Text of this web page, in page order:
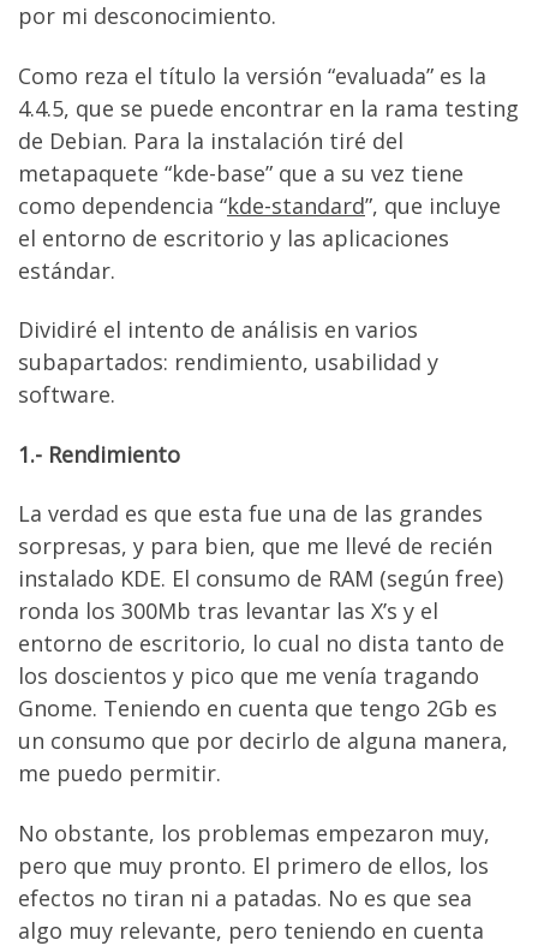
por mi desconocimiento.
Como reza el título la versión “evaluada” es la
4.4.5, que se puede encontrar en la rama testing
de Debian. Para la instalación tiré del
metapaquete “kde-base” que a su vez tiene
como dependencia “kde-standard”, que incluye
el entorno de escritorio y las aplicaciones
estándar.
Dividiré el intento de análisis en varios
subapartados: rendimiento, usabilidad y
software.
1.- Rendimiento
La verdad es que esta fue una de las grandes
sorpresas, y para bien, que me llevé de recién
instalado KDE. El consumo de RAM (según free)
ronda los 300Mb tras levantar las X’s y el
entorno de escritorio, lo cual no dista tanto de
los doscientos y pico que me venía tragando
Gnome. Teniendo en cuenta que tengo 2Gb es
un consumo que por decirlo de alguna manera,
me puedo permitir.
No obstante, los problemas empezaron muy,
pero que muy pronto. El primero de ellos, los
efectos no tiran ni a patadas. No es que sea
algo muy relevante, pero teniendo en cuenta